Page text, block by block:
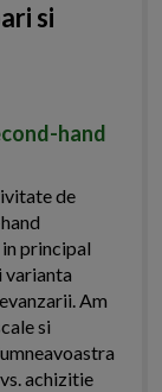
si
hand
de
principal
varianta
Am
si
achizitie